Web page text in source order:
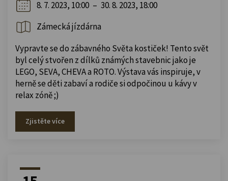
8. 7. 2023, 10:00 – 30. 8. 2023, 18:00
Zámecká jízdárna
Vypravte se do zábavného Světa kostiček! Tento svět
byl celý stvořen z dílků známých stavebnic jako je
LEGO, SEVA, CHEVA a ROTO. Výstava vás inspiruje, v
herně se děti zabaví a rodiče si odpočinou u kávy v
relax zóně ;)
Zjistěte více